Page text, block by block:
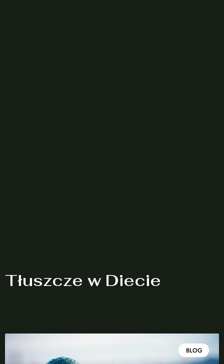
Tłuszcze w Diecie
BLOG